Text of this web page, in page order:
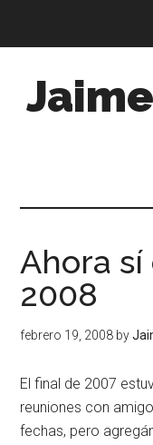
content
sidebar
Ahora
2008
febrero 19, 2008 by
El final de 2007
reuniones con
fechas, pero